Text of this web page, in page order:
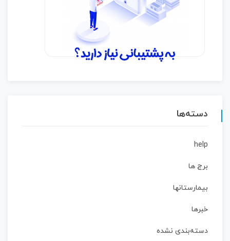
دسته‌ها
help
برج ها
بیمارستانها
خبرها
دسته‌بندی نشده